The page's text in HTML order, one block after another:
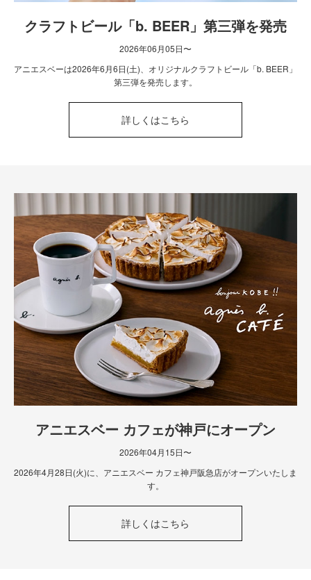
クラフトビール「b. BEER」第三弾を発売
2026年06月05日〜
アニエスベーは2026年6月6日(土)、オリジナルクラフトビール「b. BEER」
第三弾を発売します。
詳しくはこちら
アニエスベー カフェが神戸にオープン
2026年04月15日〜
2026年4月28日(火)に、アニエスベー カフェ神戸阪急店がオープンいたしま
す。
詳しくはこちら